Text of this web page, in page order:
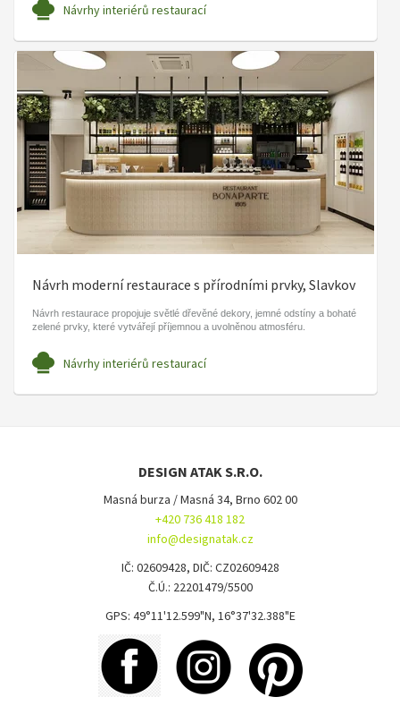
Návrhy interiérů restaurací
Návrh moderní restaurace s přírodními prvky, Slavkov
Návrh restaurace propojuje světlé dřevěné dekory, jemné odstíny a bohaté
zelené prvky, které vytvářejí příjemnou a uvolněnou atmosféru.
Návrhy interiérů restaurací
DESIGN ATAK S.R.O.
Masná burza / Masná 34, Brno 602 00
+420 736 418 182
info@designatak.cz
IČ: 02609428, DIČ: CZ02609428
Č.Ú.: 22201479/5500
GPS: 49°11'12.599"N, 16°37'32.388"E